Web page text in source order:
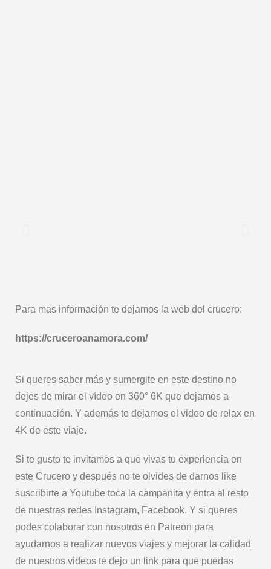
Para mas información te dejamos la web del crucero:
https://cruceroanamora.com/
Si queres saber más y sumergite en este destino no
dejes de mirar el vídeo en 360° 6K que dejamos a
continuación. Y además te dejamos el video de relax en
4K de este viaje.
Si te gusto te invitamos a que vivas tu experiencia en
este Crucero y después no te olvides de darnos like
suscribirte a Youtube toca la campanita y entra al resto
de nuestras redes Instagram, Facebook. Y si queres
podes colaborar con nosotros en Patreon para
ayudarnos a realizar nuevos viajes y mejorar la calidad
de nuestros videos te dejo un link para que puedas